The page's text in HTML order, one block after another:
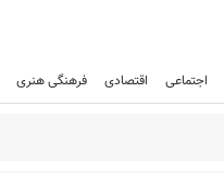
اجتماعی اقتصادی فرهنگی هنری